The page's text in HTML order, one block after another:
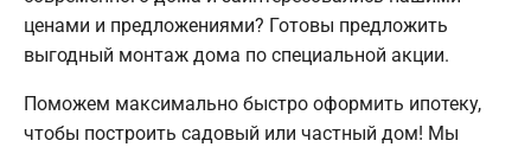
ценами и предложениями? Готовы предложить
выгодный монтаж дома по специальной акции.
Поможем максимально быстро оформить ипотеку,
чтобы построить садовый или частный дом! Мы